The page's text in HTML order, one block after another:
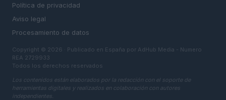
Política de privacidad
Aviso legal
Procesamiento de datos
Copyright © 2026 · Publicado en España por AdHub Media - Numero
REA 2729933
Todos los derechos reservados
Los contenidos están elaborados por la redacción con el soporte de
herramientas digitales y realizados en colaboración con autores
independientes.